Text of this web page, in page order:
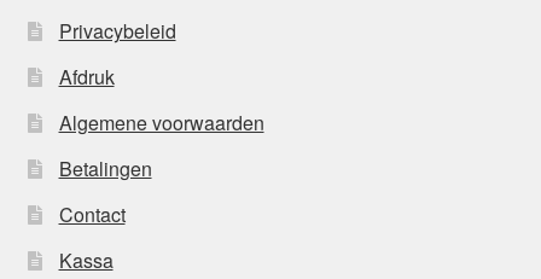
Privacybeleid
Afdruk
Algemene voorwaarden
Betalingen
Contact
Kassa